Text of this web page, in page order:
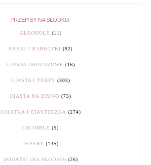
PRZEPISY NA SŁODKO:
ALKOHOLE (11)
BABKI I BABECZKI (92)
CIASTA DROŻDŻOWE (16)
CIASTA I TORTY (303)
CIASTA NA ZIMNO (73)
CIASTKA I CIASTECZKA (274)
CRUMBLE (5)
DESERY (135)
DODATKI (NA SŁODKO) (26)